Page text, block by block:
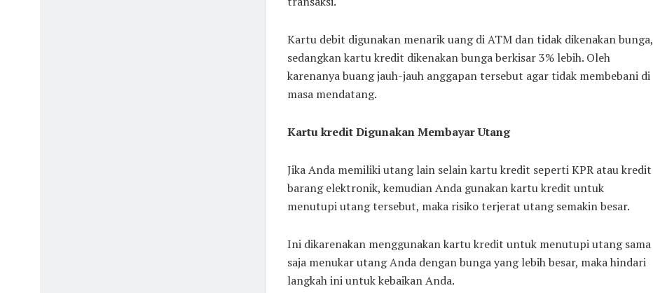
Kartu debit digunakan menarik uang di ATM dan tidak dikenakan bunga,
sedangkan kartu kredit dikenakan bunga berkisar 3% lebih. Oleh
karenanya buang jauh-jauh anggapan tersebut agar tidak membebani di
masa mendatang.
Kartu kredit Digunakan Membayar Utang
Jika Anda memiliki utang lain selain kartu kredit seperti KPR atau kredit
barang elektronik, kemudian Anda gunakan kartu kredit untuk
menutupi utang tersebut, maka risiko terjerat utang semakin besar.
Ini dikarenakan menggunakan kartu kredit untuk menutupi utang sama
saja menukar utang Anda dengan bunga yang lebih besar, maka hindari
langkah ini untuk kebaikan Anda.